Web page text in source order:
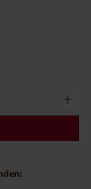
ein oder benutze